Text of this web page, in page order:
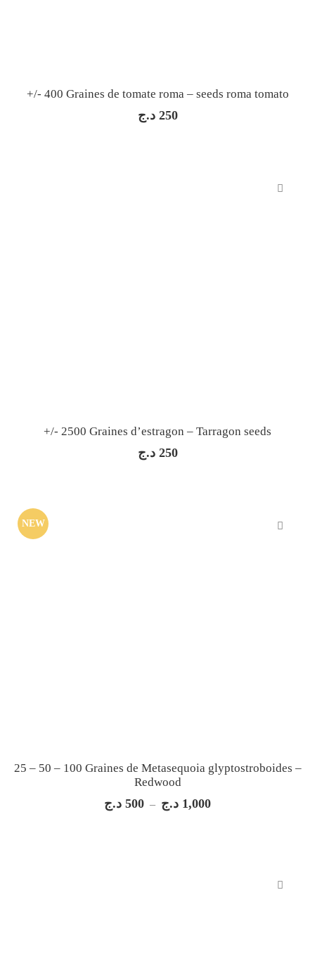
+/- 400 Graines de tomate roma – seeds roma tomato
250 د.ج
+/- 2500 Graines d’estragon – Tarragon seeds
250 د.ج
NEW
25 – 50 – 100 Graines de Metasequoia glyptostroboides –
Redwood
500 د.ج – 1,000 د.ج
Plage